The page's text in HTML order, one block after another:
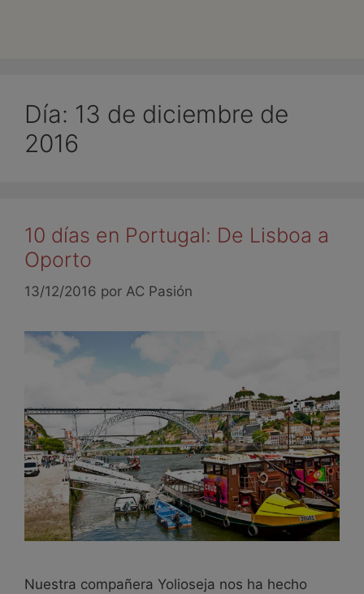
Día: 13 de diciembre de
2016
10 días en Portugal: De Lisboa a
Oporto
13/12/2016 por AC Pasión
Nuestra compañera Yolioseja nos ha hecho